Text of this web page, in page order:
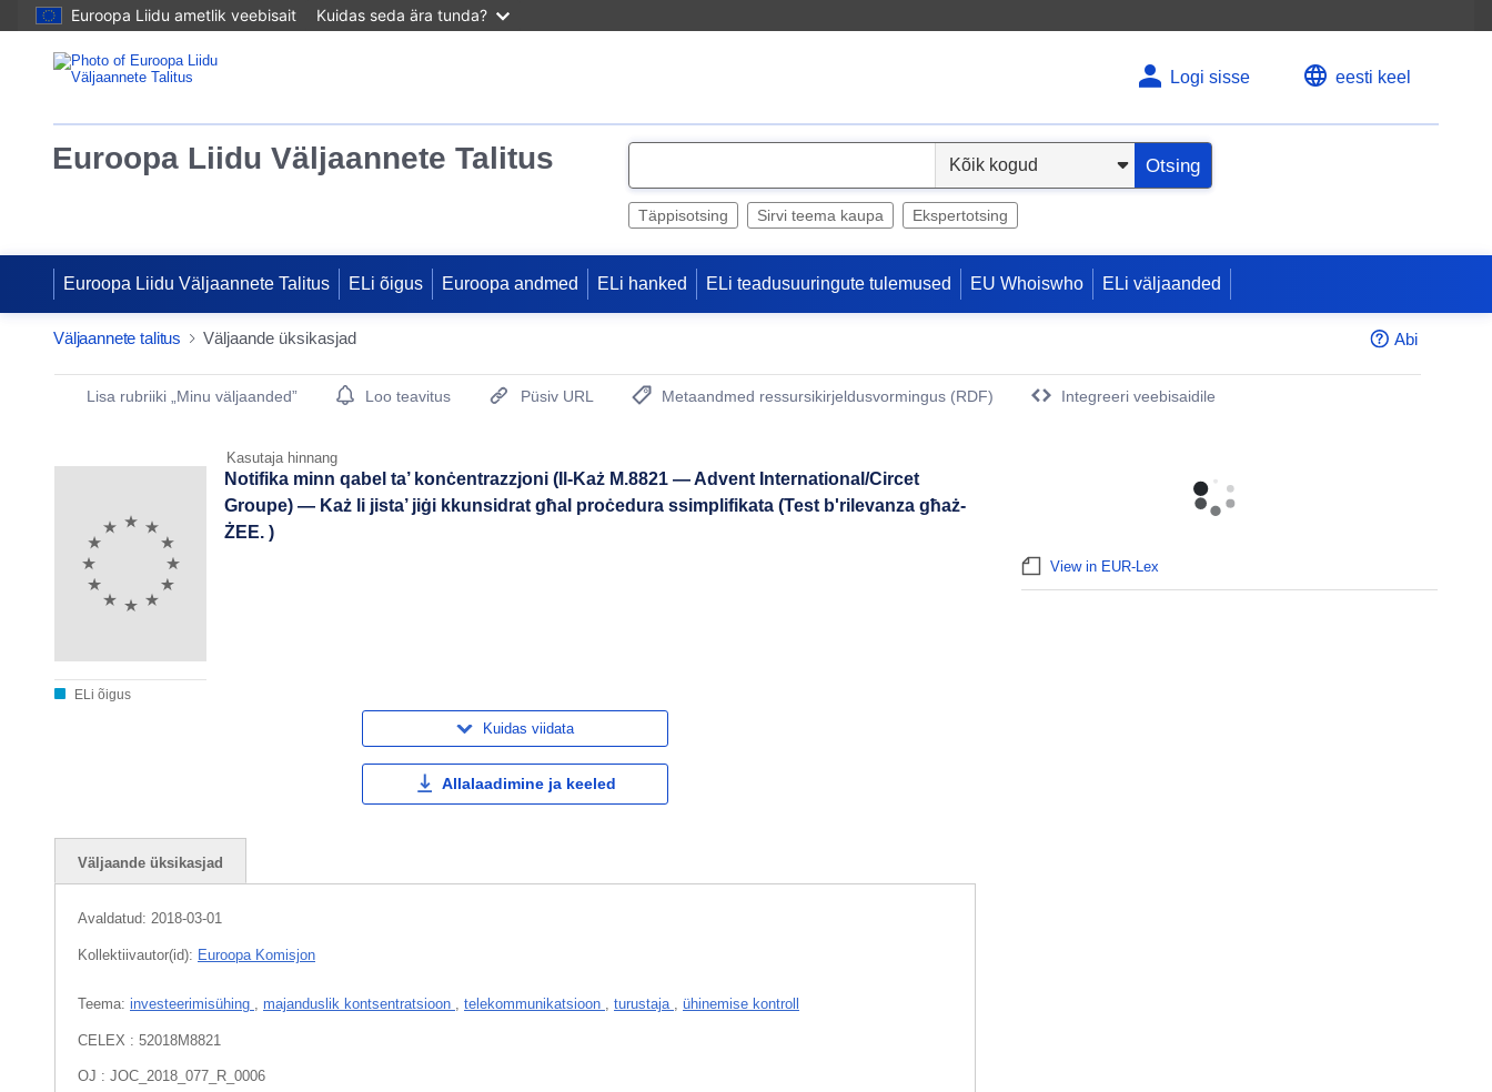
Euroopa Liidu ametlik veebisait Kuidas seda ära tunda?
Logi sisse eesti keel
Euroopa Liidu Väljaannete Talitus
e
Otsing
Täppisotsing Sirvi teema kaupa Ekspertotsing
Euroopa Liidu Väljaannete Talitus ELi õigus Euroopa andmed ELi hanked ELi teadusuuringute tulemused EU Whoiswho ELi väljaanded
Väljaannete talitus Väljaande üksikasjad Abi
Publication Detail Actions Portlet
Lisa rubriiki „Minu väljaanded” Loo teavitus Püsiv URL
Metaandmed ressursikirjeldusvormingus (RDF)
Integreeri veebisaidile
Kasutaja hinnang
ELi õigus
Notifika minn qabel ta’ konċentrazzjoni (Il-Każ M.8821 — Advent International/Circet
Groupe) — Każ li jista’ jiġi kkunsidrat għal proċedura ssimplifikata (Test b'rilevanza għaż-
ŻEE. )
Kuidas viidata
Allalaadimine ja keeled
Väljaande üksikasjad
Avaldatud: 2018-03-01
Kollektiivautor(id): Euroopa Komisjon
Teema: investeerimisühing , majanduslik kontsentratsioon , telekommunikatsioon , turustaja , ühinemise kontroll
CELEX : 52018M8821
OJ : JOC_2018_077_R_0006
View in EUR-Lex